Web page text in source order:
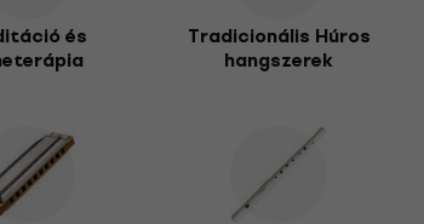
a pánsípok varázslatos
amely a leginkább megszólít!
és
Tradicionális Húros
hangszerek